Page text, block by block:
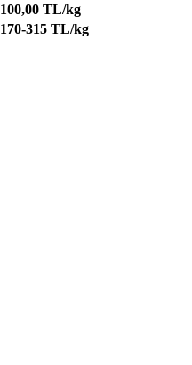
100,00 TL/kg
170-315 TL/kg